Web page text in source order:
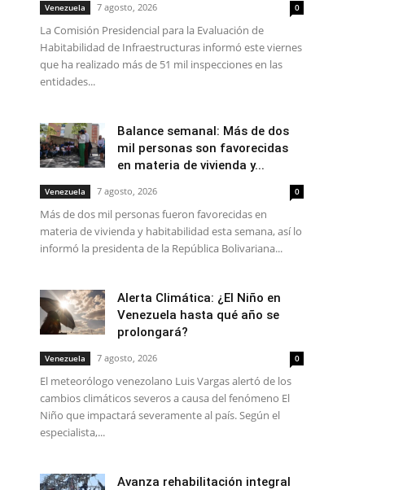
Venezuela 7 agosto, 2026 0
La Comisión Presidencial para la Evaluación de
Habitabilidad de Infraestructuras informó este viernes
que ha realizado más de 51 mil inspecciones en las
entidades...
Balance semanal: Más de dos
mil personas son favorecidas
en materia de vivienda y...
Venezuela 7 agosto, 2026 0
Más de dos mil personas fueron favorecidas en
materia de vivienda y habitabilidad esta semana, así lo
informó la presidenta de la República Bolivariana...
Alerta Climática: ¿El Niño en
Venezuela hasta qué año se
prolongará?
Venezuela 7 agosto, 2026 0
El meteorólogo venezolano Luis Vargas alertó de los
cambios climáticos severos a causa del fenómeno El
Niño que impactará severamente al país. Según el
especialista,...
Avanza rehabilitación integral